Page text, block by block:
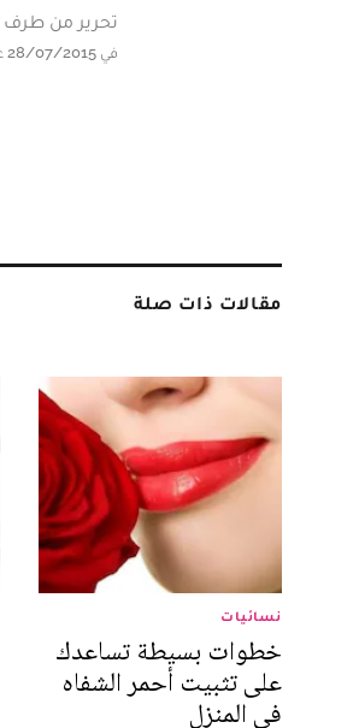
تحرير من طرف
في 28/07/2015 على الساعة 14:46
مقالات ذات صلة
نسائيات
خطوات بسيطة تساعدك
على تثبيت أحمر الشفاه
في المنزل